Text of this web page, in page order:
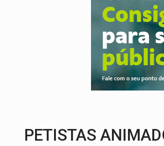
FORTALECIMENTO:
Condutor de
'OS OLHOS DO BRASIL':
SOB INVESTIGAÇÃO:
ESQUEMA DE FRAUDES:
PETISTAS